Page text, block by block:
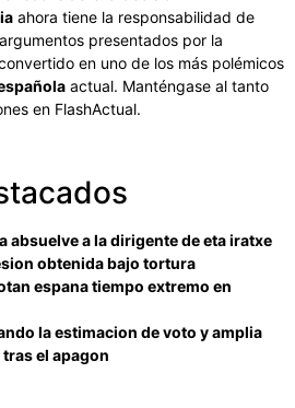
ahora tiene la responsabilidad de
presentados por la
en uno de los más polémicos
actual. Manténgase al tanto
en FlashActual.
absuelve a la dirigente de eta iratxe
obtenida bajo tortura
espana tiempo extremo en
la estimacion de voto y amplia
el apagon